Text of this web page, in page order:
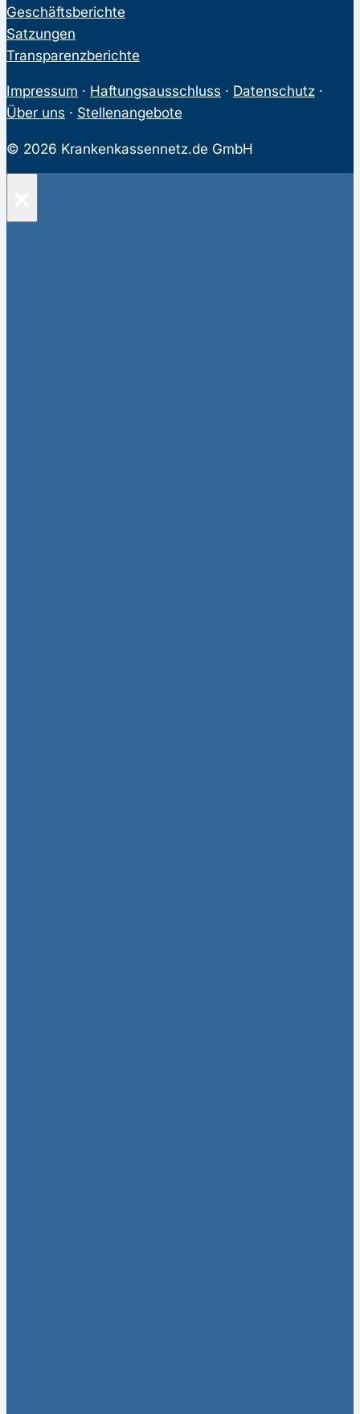
Geschäftsberichte
Satzungen
Transparenzberichte
Impressum · Haftungsausschluss · Datenschutz ·
Über uns · Stellenangebote
© 2026 Krankenkassennetz.de GmbH